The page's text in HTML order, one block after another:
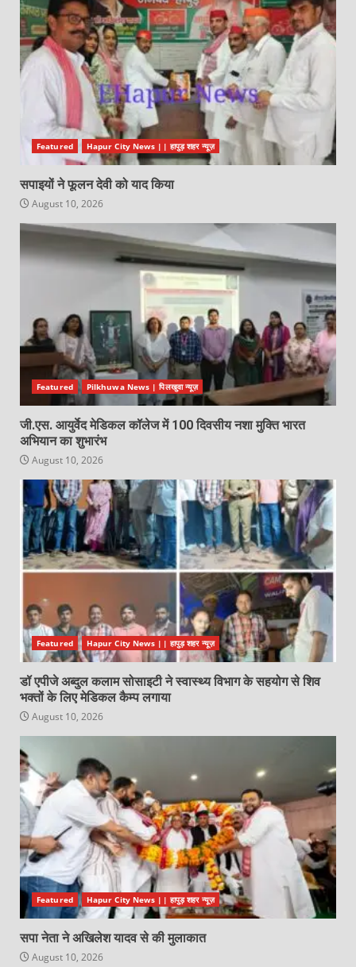
Featured Hapur City News || हापुड़ शहर न्यूज़
सपाइयों ने फूलन देवी को याद किया
August 10, 2026
Featured Pilkhuwa News | पिलखुवा न्यूज़
जी.एस. आयुर्वेद मेडिकल कॉलेज में 100 दिवसीय नशा मुक्ति भारत
अभियान का शुभारंभ
August 10, 2026
Featured Hapur City News || हापुड़ शहर न्यूज़
डॉ एपीजे अब्दुल कलाम सोसाइटी ने स्वास्थ्य विभाग के सहयोग से शिव
भक्तों के लिए मेडिकल कैम्प लगाया
August 10, 2026
Featured Hapur City News || हापुड़ शहर न्यूज़
सपा नेता ने अखिलेश यादव से की मुलाकात
August 10, 2026